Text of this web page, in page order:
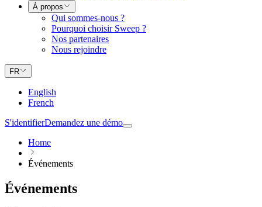
À propos
Qui sommes-nous ?
Pourquoi choisir Sweep ?
Nos partenaires
Nous rejoindre
FR
English
French
S'identifierDemandez une démo
Home
Événements
Événements